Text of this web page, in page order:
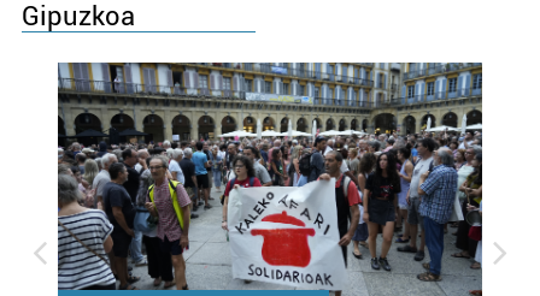
Gipuzkoa